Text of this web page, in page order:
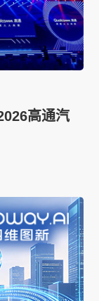
高通汽